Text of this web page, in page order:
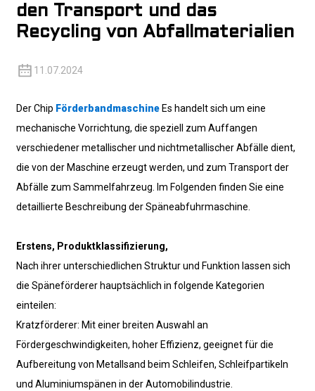
den Transport und das
Recycling von Abfallmaterialien
11.07.2024
Der Chip FörderbandmaschineEs handelt sich um eine
mechanische Vorrichtung, die speziell zum Auffangen
verschiedener metallischer und nichtmetallischer Abfälle dient,
die von der Maschine erzeugt werden, und zum Transport der
Abfälle zum Sammelfahrzeug. Im Folgenden finden Sie eine
detaillierte Beschreibung der Späneabfuhrmaschine.
Erstens, Produktklassifizierung,
Nach ihrer unterschiedlichen Struktur und Funktion lassen sich
die Späneförderer hauptsächlich in folgende Kategorien
einteilen:
Kratzförderer: Mit einer breiten Auswahl an
Fördergeschwindigkeiten, hoher Effizienz, geeignet für die
Aufbereitung von Metallsand beim Schleifen, Schleifpartikeln
und Aluminiumspänen in der Automobilindustrie.